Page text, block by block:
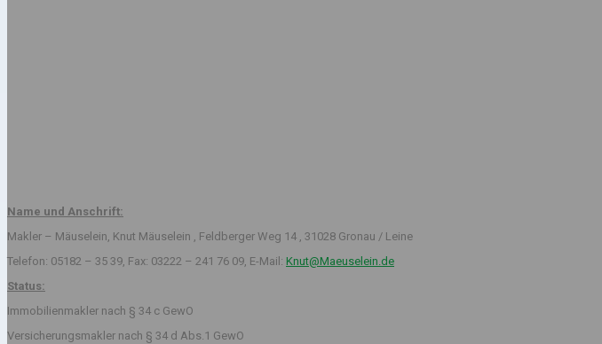
Name und Anschrift:
Makler – Mäuselein, Knut Mäuselein , Feldberger Weg 14 , 31028 Gronau / Leine
Telefon: 05182 – 35 39, Fax: 03222 – 241 76 09, E-Mail: Knut@Maeuselein.de
Status:
Immobilienmakler nach § 34 c GewO
Versicherungsmakler nach § 34 d Abs.1 GewO